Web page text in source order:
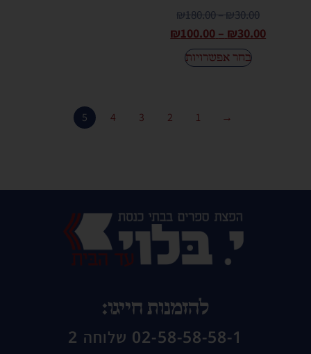
₪30.00
–
₪180.00
₪30.00
–
₪100.00
בחר אפשרויות
→
1
2
3
4
5
להזמנות חייגו:
02-58-58-58-1 שלוחה 2